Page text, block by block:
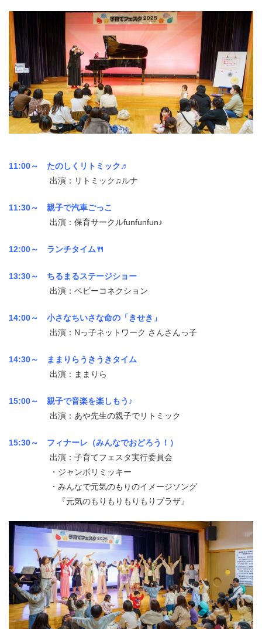
11:00～ たのしくリトミック♬
出演：リトミック♫ルナ
11:30～ 親子で汽車ごっこ
出演：保育サークルfunfunfun♪
12:00～ ランチタイム🍴
13:30～ ちるまるステージショー
出演：ベビーコネクション
14:00～ 小さなちいさな命の「きせき」
出演：Nっ子ネットワーク さんさんっ子
14:30～ ままりらうきうきタイム
出演：ままりら
15:00～ 親子で音楽を楽しもう♪
出演：あや先生の親子でリトミック
15:30～ フィナーレ（みんなでおどろう！）
出演：子育てフェスタ実行委員会
・ジャンボリミッキー
・みんなで元気のもりのイメージソング
『元気のもりもりもりもりプラザ』